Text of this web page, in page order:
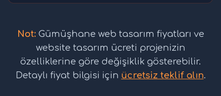
Not:Gümüşhane web tasarım fiyatları ve
website tasarım ücreti projenizin
özelliklerine göre değişiklik gösterebilir.
Detaylı fiyat bilgisi için ücretsiz teklif alın.